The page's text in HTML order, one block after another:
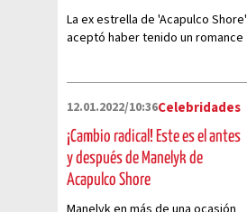
La ex estrella de 'Acapulco Shore'
aceptó haber tenido un romance
12.01.2022/10:36Celebridades
¡Cambio radical! Este es el antes
y después de Manelyk de
Acapulco Shore